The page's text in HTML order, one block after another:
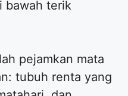
bawah terik
pejamkan mata
tubuh renta yang